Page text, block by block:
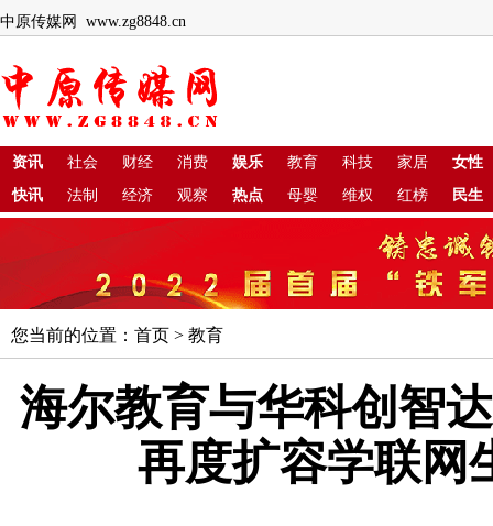
中原传媒网 www.zg8848.cn
资讯 社会 财经 消费 娱乐 教育 科技 家居
女性
快讯
法制 经济 观察 热点 母婴 维权 红榜 民生
您当前的位置： 首页 > 教育
海尔教育与华科创智
再度扩容学联网